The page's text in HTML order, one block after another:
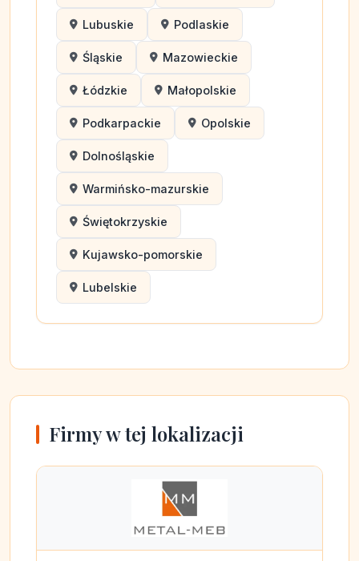
Lubuskie Podlaskie
Śląskie Mazowieckie
Łódzkie Małopolskie
Podkarpackie Opolskie
Dolnośląskie
Warmińsko-mazurskie
Świętokrzyskie
Kujawsko-pomorskie
Lubelskie
Firmy w tej lokalizacji